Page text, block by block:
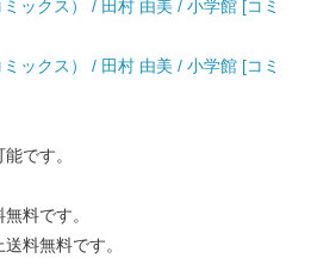
ックス） / 田村 由美 / 小学館 [コミ
ックス） / 田村 由美 / 小学館 [コミ
です。
料です。
料無料です。